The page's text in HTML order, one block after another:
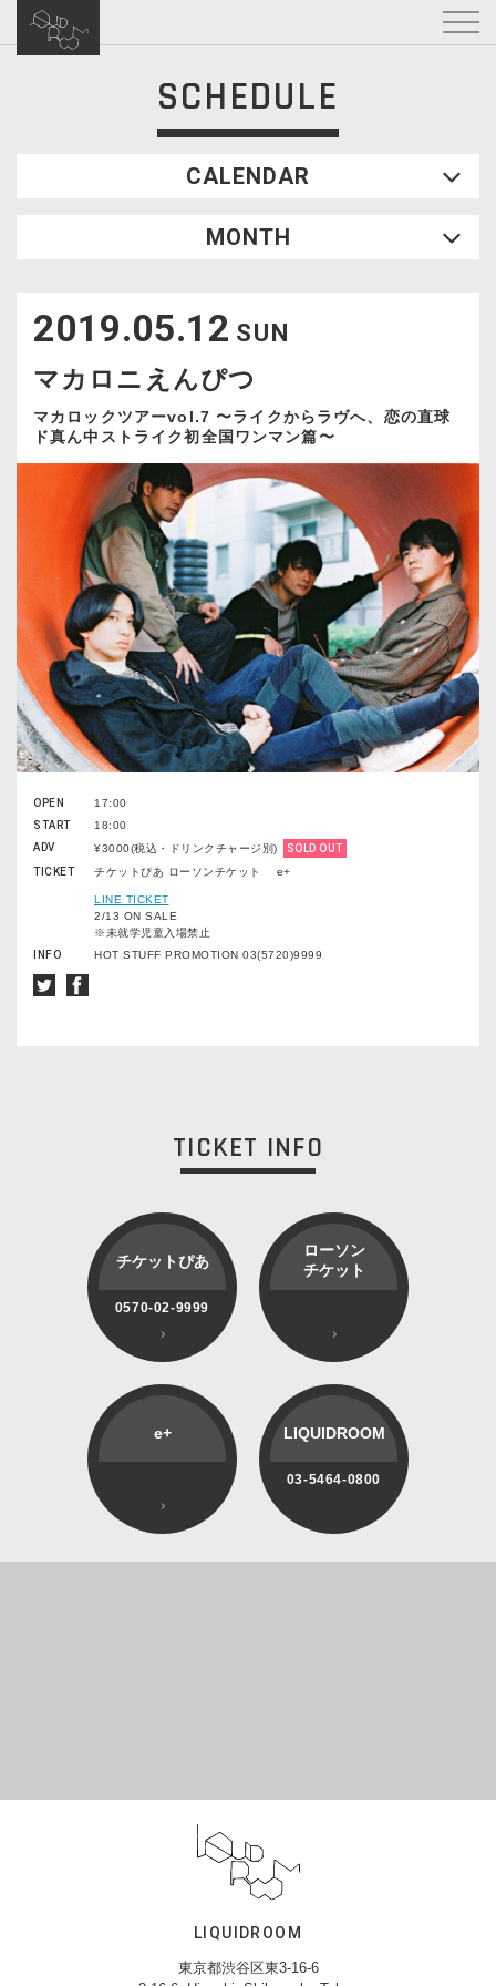
SCHEDULE
CALENDAR
WED
2
3 4 5
16
17 18 19
23
24 25 26 27 28
29
30
31
MONTH
2019.05.12 SUN
マカロニえんぴつ
マカロックツアーvol.7 〜ライクからラヴへ、恋の直球
ド真ん中ストライク初全国ワンマン篇〜
OPEN
17:00
START
18:00
ADV
¥3000(税込・ドリンクチャージ別)
SOLD OUT
TICKET
チケットぴあ ローソンチケット e+
LINE TICKET
2/13 ON SALE
※未就学児童入場禁止
INFO
HOT STUFF PROMOTION 03(5720)9999
TICKET INFO
チケットぴあ
0570-02-9999
ローソン
チケット
e+ LIQUIDROOM
03-5464-0800
LIQUIDROOM
東京都渋谷区東3-16-6